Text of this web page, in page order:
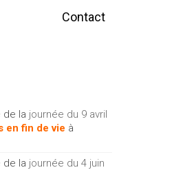
Contact
de la journée du 9 avril
en fin de vie à
de la journée du 4 juin